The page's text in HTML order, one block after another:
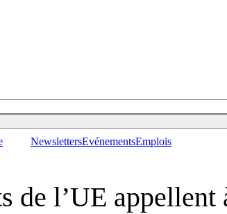
NewslettersEvénementsEmplois
de l’UE